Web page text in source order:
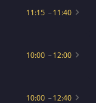
11:15 – 11:40
10:00 – 12:00
10:00 – 12:40